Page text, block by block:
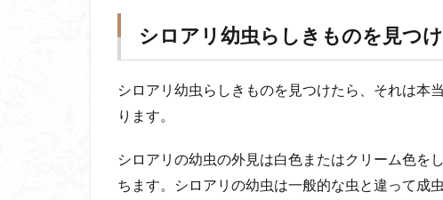
シロアリ幼虫らしきものを見つ
シロアリ幼虫らしきものを見つけたら、それは本
ります。
シロアリの幼虫の外見は白色またはクリーム色を
ちます。シロアリの幼虫は一般的な虫と違って成